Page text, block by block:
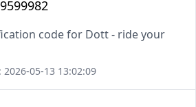
code for Dott - ride your
2026-05-13 13:02:09